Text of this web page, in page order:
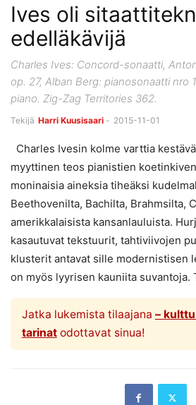
Ives oli
edelläkävijä
Charles Ives: Concord-sonaatti,
op. 27, Alban Berg: pianosonaatti nro
piano. Zig-Zag Territories 362.
Tekijä Harri Kuusisaari - 2015-11-01
Charles Ivesin kolme varttia
myyttinen teos pianistien
moninaisia aineksia tiheäksi
Beethovenilta, Bachilta, Brahmsilta,
amerikkalaisista kansanlauluista.
kasautuvat tekstuurit, tahtiviivojen
klusterit antavat sille modernistisen
on myös lyyrisen kauniita suvantoja.
Jatka lukemista tilaajana –
tarinatodottavat sinua!